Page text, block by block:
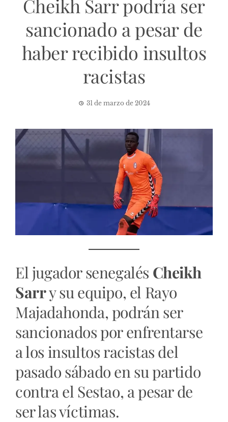
Cheikh Sarr podría ser
sancionado a pesar de
haber recibido insultos
racistas
31 de marzo de 2024
El jugador senegalés Cheikh
Sarry su equipo, el Rayo
Majadahonda, podrán ser
sancionados por enfrentarse
a los insultos racistas del
pasado sábado en su partido
contra el Sestao, a pesar de
ser las víctimas.